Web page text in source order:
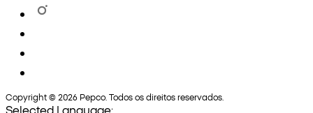
Copyright © 2026 Pepco. Todos os direitos reservados.
Selected Language: